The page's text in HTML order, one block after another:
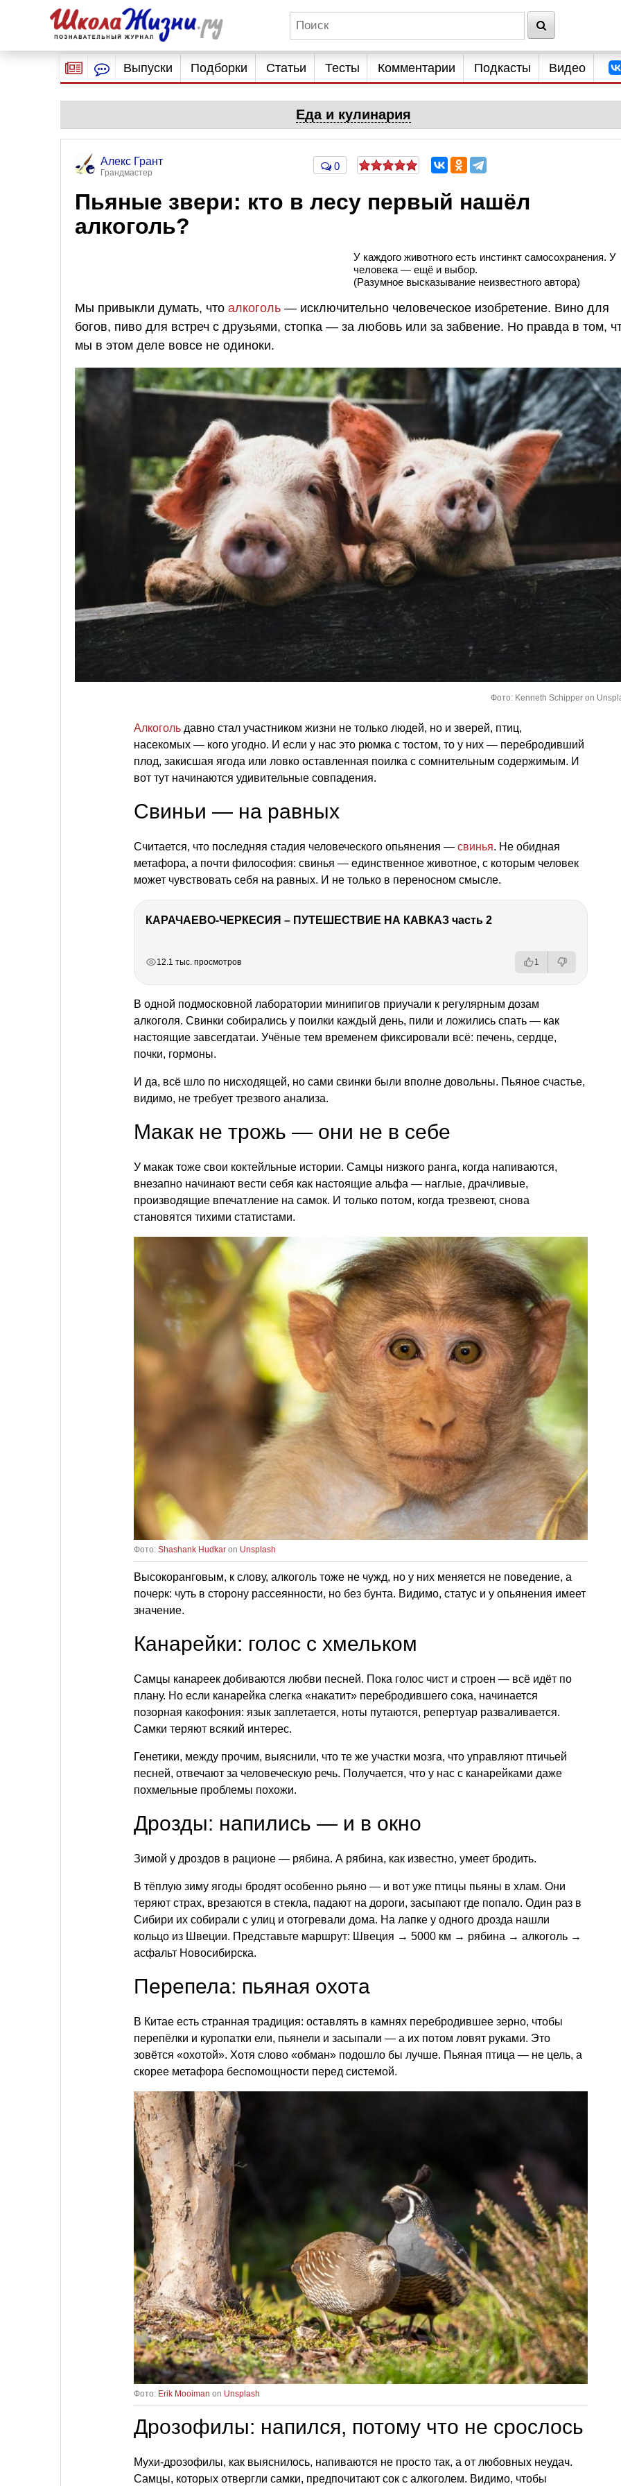
Выпуски Подборки Статьи Тесты Комментарии Подкасты Видео
Еда и кулинария
Алекс Грант
Грандмастер
0
Пьяные звери: кто в лесу первый нашёл
алкоголь?
У каждого животного есть инстинкт самосохранения. У
человека — ещё и выбор.
(Разумное высказывание неизвестного автора)
Мы привыкли думать, что алкоголь — исключительно человеческое изобретение. Вино для
богов, пиво для встреч с друзьями, стопка — за любовь или за забвение. Но правда в том,
мы в этом деле вовсе не одиноки.
Фото: Kenneth Schipper on
Алкоголь давно стал участником жизни не только людей, но и зверей, птиц,
насекомых — кого угодно. И если у нас это рюмка с тостом, то у них — перебродивший
плод, закисшая ягода или ловко оставленная поилка с сомнительным содержимым. И
вот тут начинаются удивительные совпадения.
Свиньи — на равных
Считается, что последняя стадия человеческого опьянения — свинья. Не обидная
метафора, а почти философия: свинья — единственное животное, с которым человек
может чувствовать себя на равных. И не только в переносном смысле.
КАРАЧАЕВО-ЧЕРКЕСИЯ – ПУТЕШЕСТВИЕ НА КАВКАЗ часть 2
12.1 тыс. просмотров 1
В одной подмосковной лаборатории минипигов приучали к регулярным дозам
алкоголя. Свинки собирались у поилки каждый день, пили и ложились спать — как
настоящие завсегдатаи. Учёные тем временем фиксировали всё: печень, сердце,
почки, гормоны.
И да, всё шло по нисходящей, но сами свинки были вполне довольны. Пьяное счастье,
видимо, не требует трезвого анализа.
Макак не трожь — они не в себе
У макак тоже свои коктейльные истории. Самцы низкого ранга, когда напиваются,
внезапно начинают вести себя как настоящие альфа — наглые, драчливые,
производящие впечатление на самок. И только потом, когда трезвеют, снова
становятся тихими статистами.
Фото: Shashank Hudkar on Unsplash
Высокоранговым, к слову, алкоголь тоже не чужд, но у них меняется не поведение, а
почерк: чуть в сторону рассеянности, но без бунта. Видимо, статус и у опьянения имеет
значение.
Канарейки: голос с хмельком
Самцы канареек добиваются любви песней. Пока голос чист и строен — всё идёт по
плану. Но если канарейка слегка «накатит» перебродившего сока, начинается
позорная какофония: язык заплетается, ноты путаются, репертуар разваливается.
Самки теряют всякий интерес.
Генетики, между прочим, выяснили, что те же участки мозга, что управляют птичьей
песней, отвечают за человеческую речь. Получается, что у нас с канарейками даже
похмельные проблемы похожи.
Дрозды: напились — и в окно
Зимой у дроздов в рационе — рябина. А рябина, как известно, умеет бродить.
В тёплую зиму ягоды бродят особенно рьяно — и вот уже птицы пьяны в хлам. Они
теряют страх, врезаются в стекла, падают на дороги, засыпают где попало. Один раз в
Сибири их собирали с улиц и отогревали дома. На лапке у одного дрозда нашли
кольцо из Швеции. Представьте маршрут: Швеция → 5000 км → рябина → алкоголь →
асфальт Новосибирска.
Перепела: пьяная охота
В Китае есть странная традиция: оставлять в камнях перебродившее зерно, чтобы
перепёлки и куропатки ели, пьянели и засыпали — а их потом ловят руками. Это
зовётся «охотой». Хотя слово «обман» подошло бы лучше. Пьяная птица — не цель, а
скорее метафора беспомощности перед системой.
Фото: Erik Mooiman on Unsplash
Дрозофилы: напился, потому что не срослось
Мухи-дрозофилы, как выяснилось, напиваются не просто так, а от любовных неудач.
Самцы, которых отвергли самки, предпочитают сок с алкоголем. Видимо, чтобы